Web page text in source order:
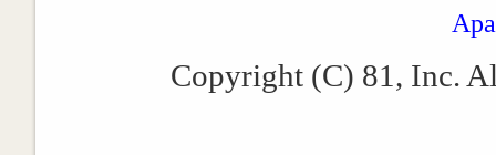
Copyright (C) 81, Inc.